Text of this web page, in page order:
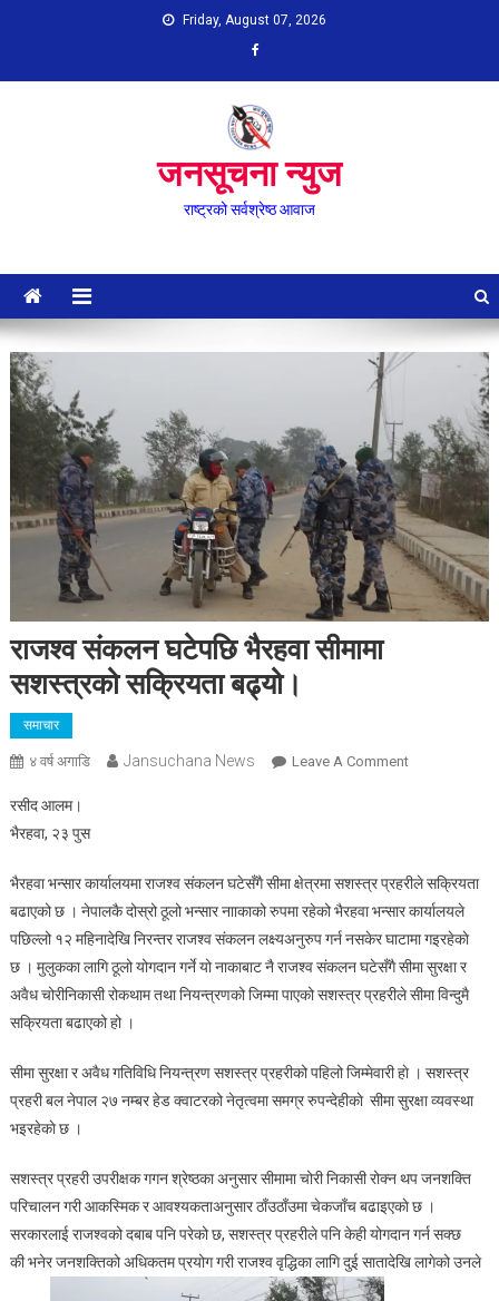
Friday, August 07, 2026
जनसूचना न्युज
राष्ट्रको सर्वश्रेष्ठ आवाज
राजश्व संकलन घटेपछि भैरहवा सीमामा
सशस्त्रको सक्रियता बढ्यो।
समाचार
४ वर्ष अगाडि Jansuchana News Leave A CommentOn
सीमामा
सशस्त्रको
सक्रियता
बढ्यो।
रसीद आलम।
भैरहवा, २३ पुस
भैरहवा भन्सार कार्यालयमा राजश्व संकलन घटेसँगै सीमा क्षेत्रमा सशस्त्र प्रहरीले सक्रियता
बढाएको छ । नेपालकै दोस्रो ठूलो भन्सार नााकाको रुपमा रहेको भैरहवा भन्सार कार्यालयले
पछिल्लो १२ महिनादेखि निरन्तर राजश्व संकलन लक्ष्यअनुरुप गर्न नसकेर घाटामा गइरहेकाे
छ । मुलुकका लागि ठूलो योगदान गर्ने यो नाकाबाट नै राजश्व संकलन घटेसँगै सीमा सुरक्षा र
अवैध चोरीनिकासी रोकथाम तथा नियन्त्रणको जिम्मा पाएको सशस्त्र प्रहरीले सीमा विन्दुमै
सक्रियता बढाएको हो ।
सीमा सुरक्षा र अवैध गतिविधि नियन्त्रण सशस्त्र प्रहरीको पहिलो जिम्मेवारी हाे । सशस्त्र
प्रहरी बल नेपाल २७ नम्बर हेड क्वाटरको नेतृत्वमा समग्र रुपन्देहीकाे सीमा सुरक्षा व्यवस्था
भइरहेकाे छ ।
सशस्त्र प्रहरी उपरीक्षक गगन श्रेष्ठका अनुसार सीमामा चोरी निकासी रोक्न थप जनशक्ति
परिचालन गरी आकस्मिक र आवश्यकताअनुसार ठाँउठाँउमा चेकजाँच बढाइएकाे छ ।
सरकारलाई राजश्वको दबाब पनि परेको छ, सशस्त्र प्रहरीले पनि केही योगदान गर्न सक्छ
की भनेर जनशक्तिको अधिकतम प्रयोग गरी राजश्व वृद्धिका लागि दुई सातादेखि लागेको उनले